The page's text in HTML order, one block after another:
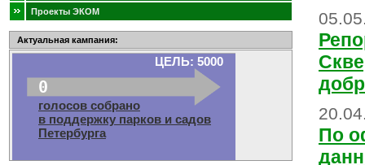
Проекты ЭКОМ
Актуальная кампания:
0
голосов собрано
в поддержку парков и садов
Петербурга
ЦЕЛЬ: 5000
По